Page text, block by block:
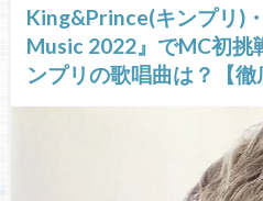
King&Prince(キンプリ)
Music 2022』でMC初挑
ンプリの歌唱曲は？【徹